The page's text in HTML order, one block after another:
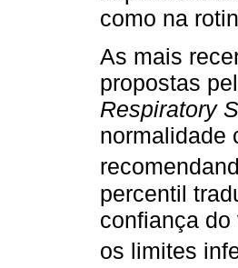
como na
As mais
propostas
Respiratory
normalidade
percentil
confiança
os limites